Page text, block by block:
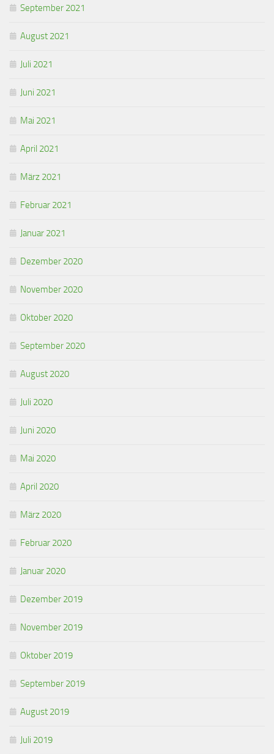
September 2021
August 2021
Juli 2021
Juni 2021
Mai 2021
April 2021
März 2021
Februar 2021
Januar 2021
Dezember 2020
November 2020
Oktober 2020
September 2020
August 2020
Juli 2020
Juni 2020
Mai 2020
April 2020
März 2020
Februar 2020
Januar 2020
Dezember 2019
November 2019
Oktober 2019
September 2019
August 2019
Juli 2019